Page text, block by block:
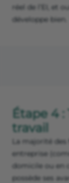
réel de l’EI, et
développe bien.
Étape 4
travail
La majorité
entreprise
domicile ou en
possède ses